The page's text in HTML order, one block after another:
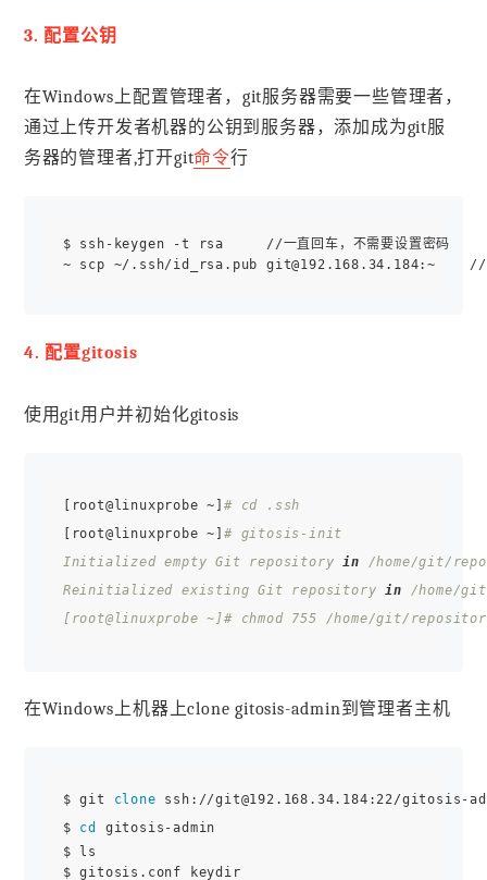
3. 配置公钥
在Windows上配置管理者，git服务器需要一些管理者，
通过上传开发者机器的公钥到服务器，添加成为git服
务器的管理者,打开git命令行
$ ssh-keygen -t rsa     //一直回车，不需要设置密码
4. 配置gitosis
使用git用户并初始化gitosis
[root@linuxprobe ~] # cd .ssh
[root@linuxprobe ~] # gitosis-init
Initialized empty Git repository in /home/git/
Reinitialized existing Git repository in /home/
[root@linuxprobe ~]# chmod 755 /home/git/
在Windows上机器上clone gitosis-admin到管理者主机
$ git clone ssh://git@192.168.34.184:22/gitosis-
$ cd
gitosis-admin
$ ls